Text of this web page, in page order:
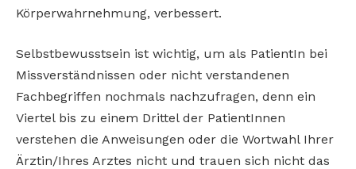
Körperwahrnehmung, verbessert.
Selbstbewusstsein ist wichtig, um als PatientIn bei
Missverständnissen oder nicht verstandenen
Fachbegriffen nochmals nachzufragen, denn ein
Viertel bis zu einem Drittel der PatientInnen
verstehen die Anweisungen oder die Wortwahl Ihrer
Ärztin/Ihres Arztes nicht und trauen sich nicht das